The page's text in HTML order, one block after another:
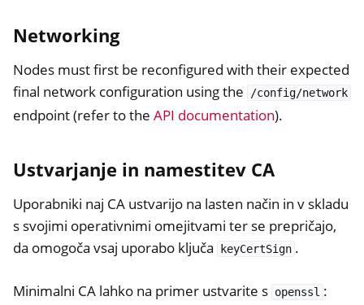
Networking
Nodes must first be reconfigured with their expected
final network configuration using the
/config/network
endpoint (refer to the API documentation).
Ustvarjanje in namestitev CA
Uporabniki naj CA ustvarijo na lasten način in v skladu
s svojimi operativnimi omejitvami ter se prepričajo,
da omogoča vsaj uporabo ključa
keyCertSign .
Minimalni CA lahko na primer ustvarite s openssl :